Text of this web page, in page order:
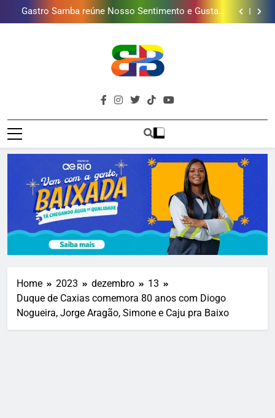
mais combina com ele
Lins em Nova Iguaçu neste fim de semana
Shopping Grande Rio sorteia MacBook e oferece
vinho em campanha de Dia dos Pais
Obra garante a preservação de 190 milhões de litros
presentear o seu pai. Descubra como escolher o que
mais combina com ele
Gastro Samba reúne Nosso Sentimento e Gustavo
Lins em Nova Iguaçu neste fim de semana
Shopping Grande Rio sorteia MacBook e oferece
vinho em campanha de Dia dos Pais
Obra garante a preservação de 190 milhões de litros
de água por ano na Baixada Fluminense
Brava
Baixada
Baixada Fluminense Em Destaque!
Home 2023 dezembro
13
Duque de Caxias comemora 80 anos com Diogo
Nogueira, Jorge Aragão, Simone e Caju pra Baixo